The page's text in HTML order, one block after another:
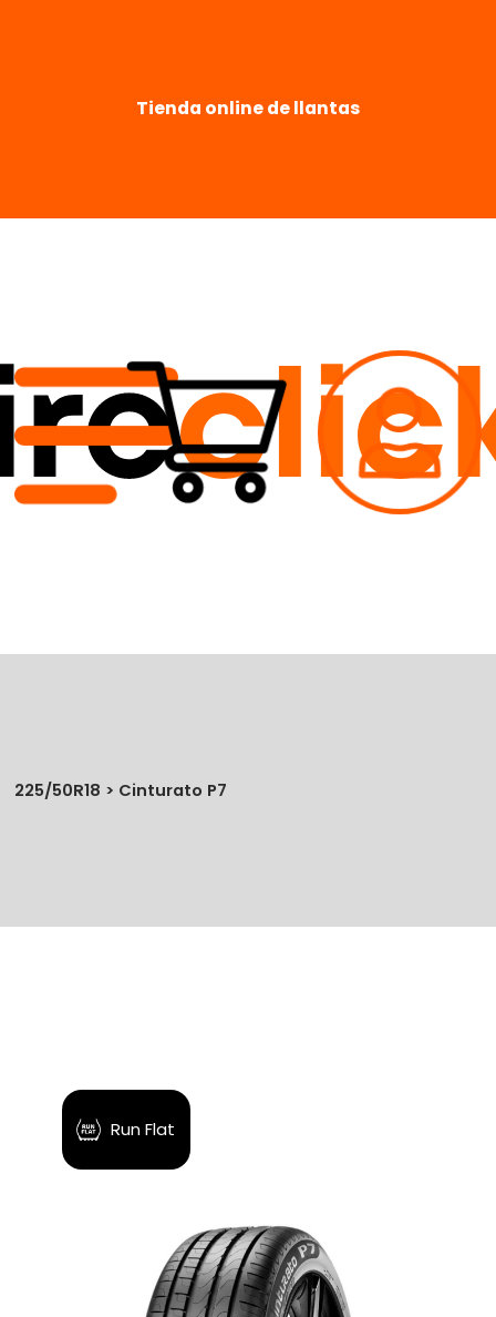
Tienda online de llantas
225/50R18 > Cinturato P7
Run Flat